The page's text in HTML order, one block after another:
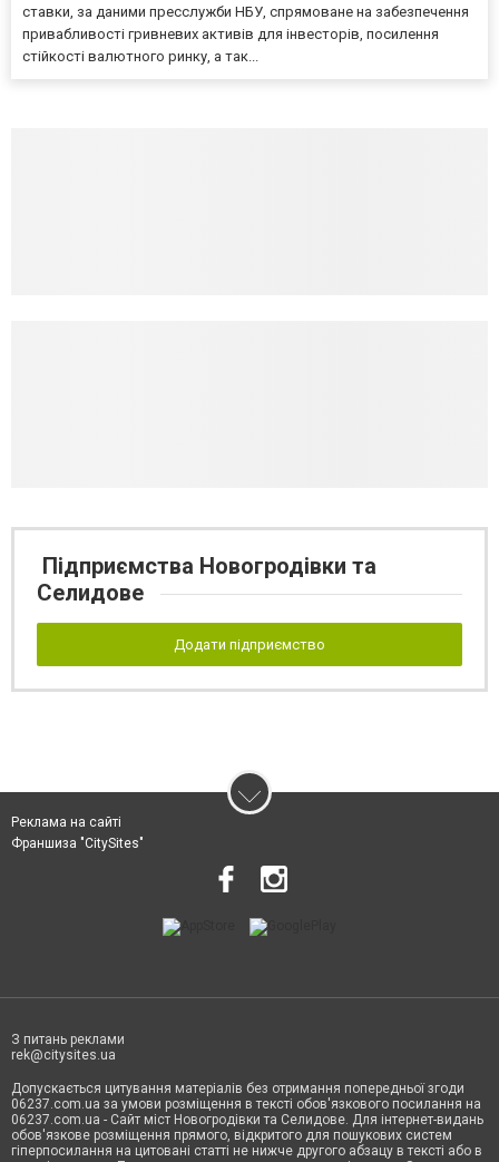
ставки, за даними пресслужби НБУ, спрямоване на забезпечення
привабливості гривневих активів для інвесторів, посилення
стійкості валютного ринку, а так...
Підприємства Новогродівки та
Селидове
Додати підприємство
Реклама на сайті
Франшиза "CitySites"
З питань реклами
rek@citysites.ua
Допускається цитування матеріалів без отримання попередньої згоди
06237.com.ua за умови розміщення в тексті обов'язкового посилання на
06237.com.ua - Сайт міст Новогродівки та Селидове. Для інтернет-видань
обов'язкове розміщення прямого, відкритого для пошукових систем
гіперпосилання на цитовані статті не нижче другого абзацу в тексті або в